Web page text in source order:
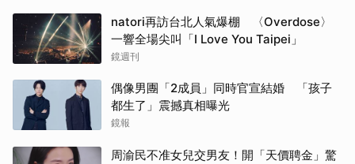
natori再訪台北人氣爆棚 〈Overdose〉
一響全場尖叫「I Love You Taipei」
鏡週刊
偶像男團「2成員」同時官宣結婚 「孩子
都生了」震撼真相曝光
鏡報
周渝民不准女兒交男友！開「天價聘金」驚